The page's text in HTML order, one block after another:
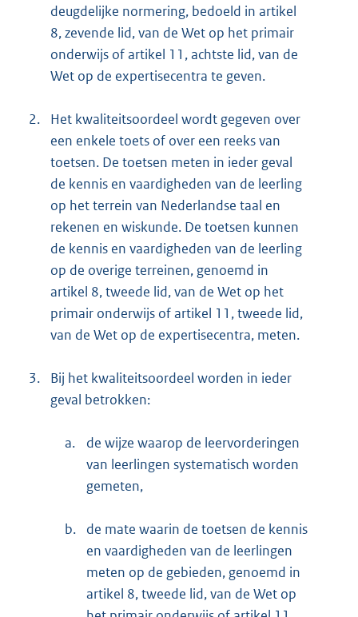
deugdelijke normering, bedoeld in artikel
8, zevende lid, van de Wet op het primair
onderwijs of artikel 11, achtste lid, van de
Wet op de expertisecentra te geven.
2.
Het kwaliteitsoordeel wordt gegeven over
een enkele toets of over een reeks van
toetsen. De toetsen meten in ieder geval
de kennis en vaardigheden van de leerling
op het terrein van Nederlandse taal en
rekenen en wiskunde. De toetsen kunnen
de kennis en vaardigheden van de leerling
op de overige terreinen, genoemd in
artikel 8, tweede lid, van de Wet op het
primair onderwijs of artikel 11, tweede lid,
van de Wet op de expertisecentra, meten.
3.
Bij het kwaliteitsoordeel worden in ieder
geval betrokken:
a.
de wijze waarop de leervorderingen
van leerlingen systematisch worden
gemeten,
b.
de mate waarin de toetsen de kennis
en vaardigheden van de leerlingen
meten op de gebieden, genoemd in
artikel 8, tweede lid, van de Wet op